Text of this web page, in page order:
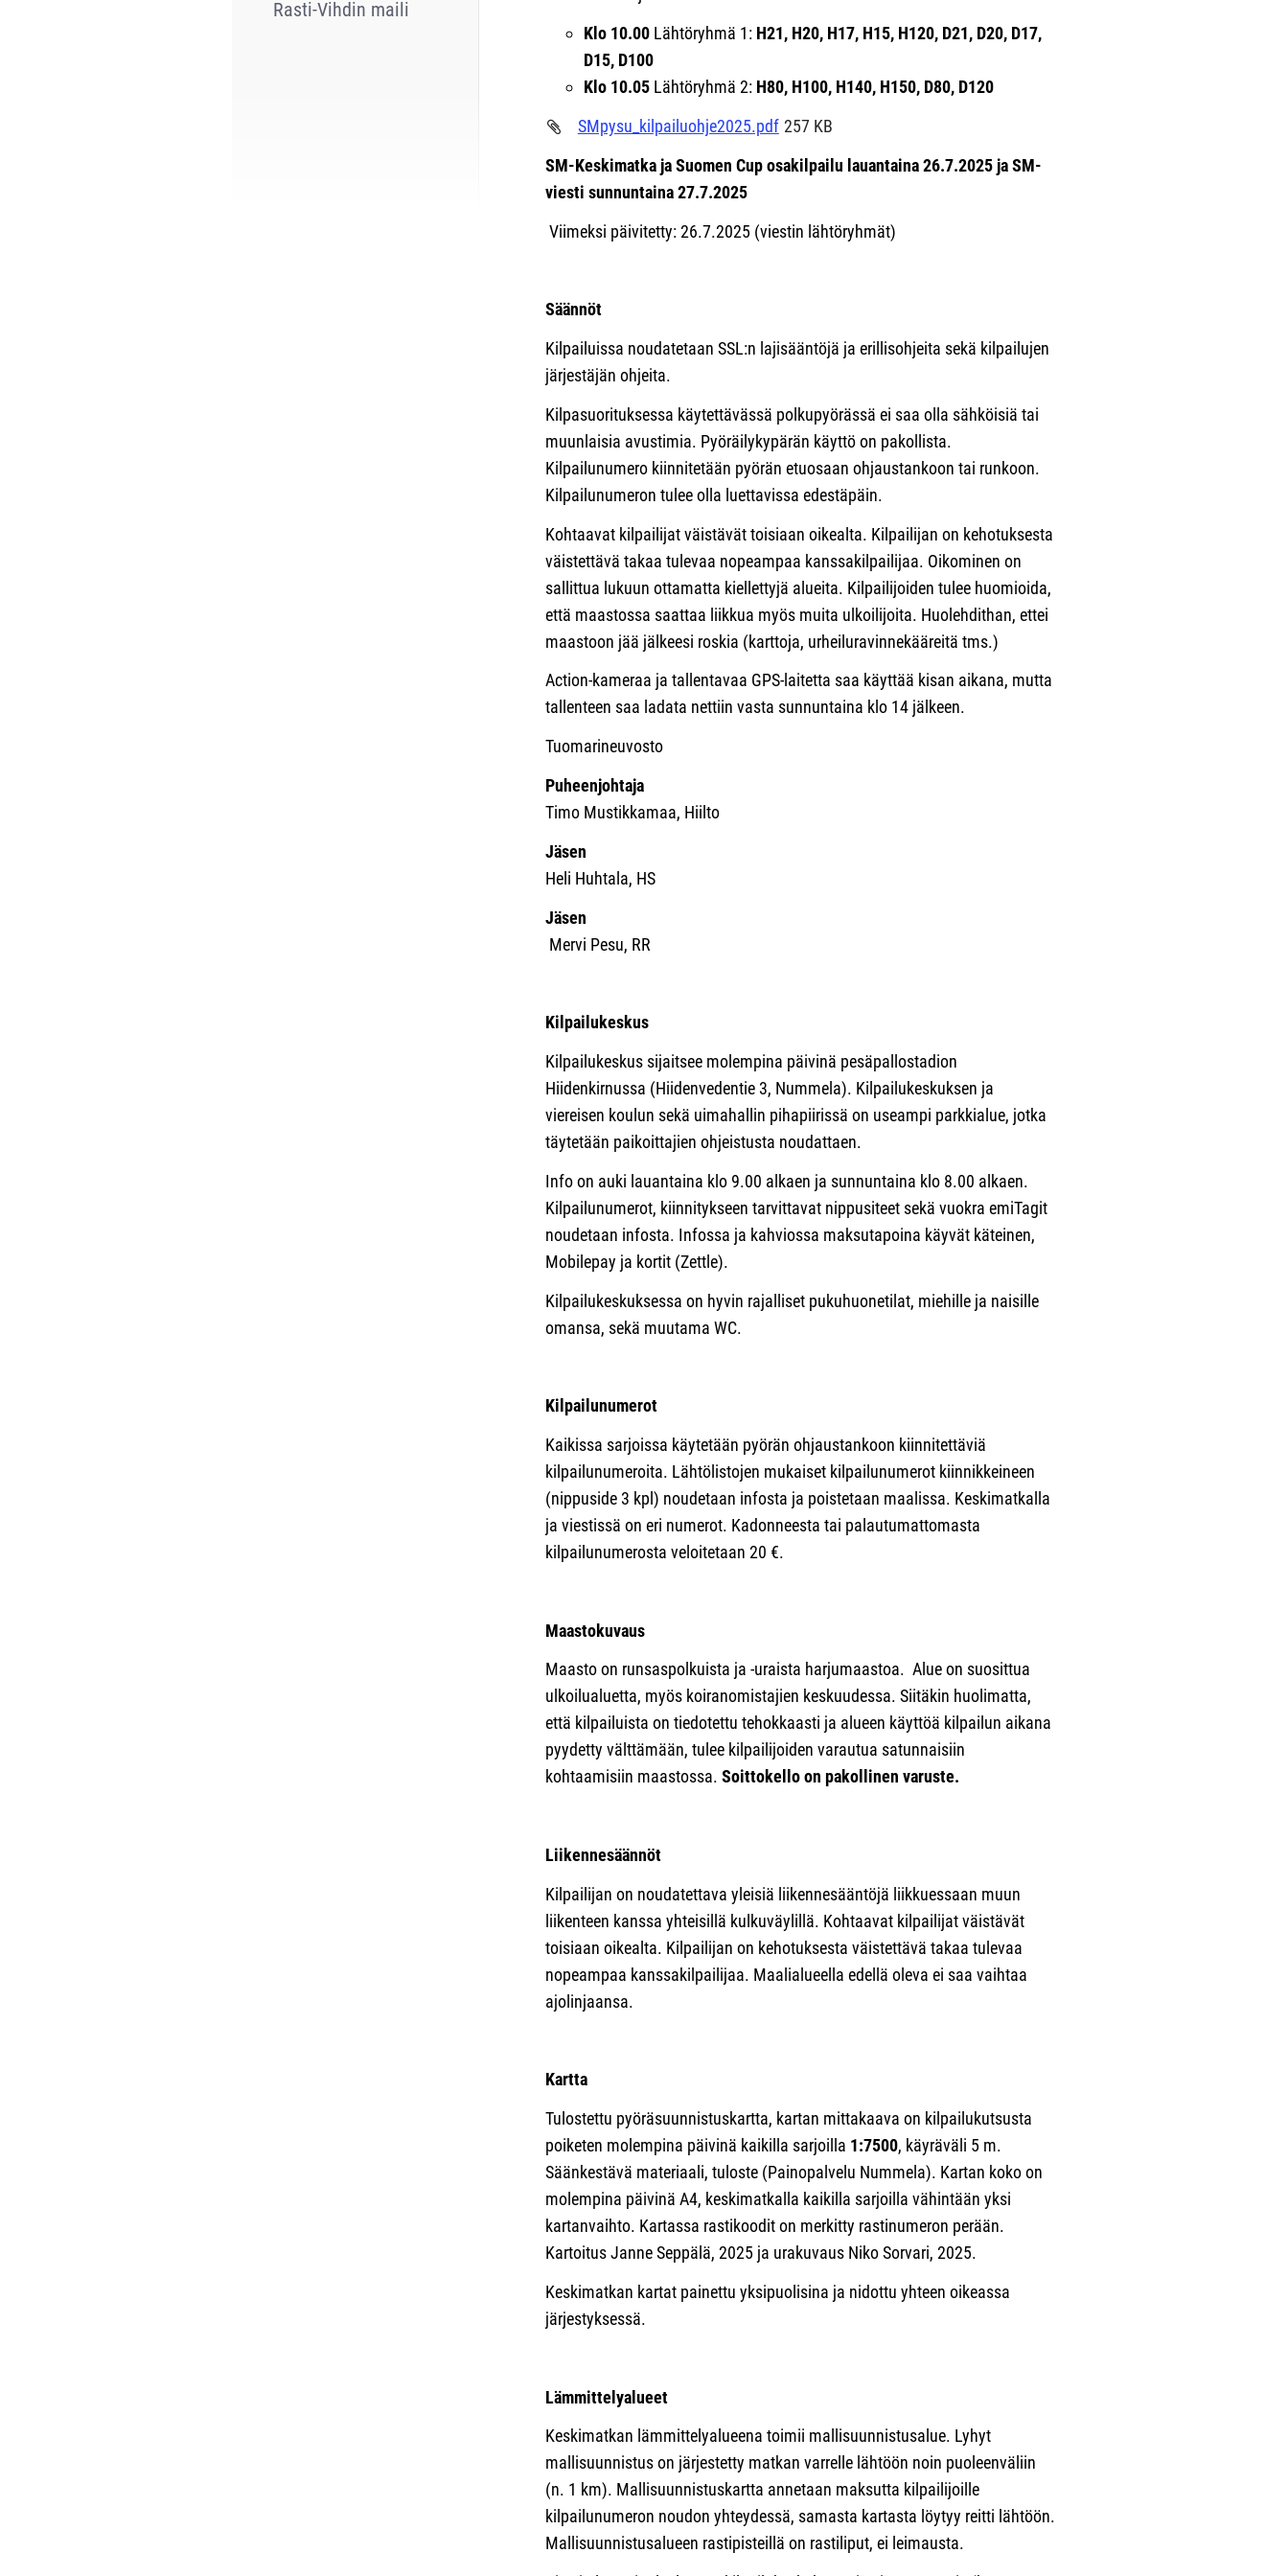
Rasti-Vihdin maili
Klo 10.00Lähtöryhmä 1: H21, H20, H17, H15, H120, D21, D20, D17,
D15, D100
Klo 10.05 Lähtöryhmä 2: H80, H100, H140, H150, D80, D120
SMpysu_kilpailuohje2025.pdf 257 KB
SM-Keskimatka ja Suomen Cup osakilpailu lauantaina 26.7.2025 ja SM-
viesti sunnuntaina 27.7.2025
Viimeksi päivitetty: 26.7.2025 (viestin lähtöryhmät)
Säännöt
Kilpailuissa noudatetaan SSL:n lajisääntöjä ja erillisohjeita sekä kilpailujen
järjestäjän ohjeita.
Kilpasuorituksessa käytettävässä polkupyörässä ei saa olla sähköisiä tai
muunlaisia avustimia. Pyöräilykypärän käyttö on pakollista.
Kilpailunumero kiinnitetään pyörän etuosaan ohjaustankoon tai runkoon.
Kilpailunumeron tulee olla luettavissa edestäpäin.
Kohtaavat kilpailijat väistävät toisiaan oikealta. Kilpailijan on kehotuksesta
väistettävä takaa tulevaa nopeampaa kanssakilpailijaa. Oikominen on
sallittua lukuun ottamatta kiellettyjä alueita. Kilpailijoiden tulee huomioida,
että maastossa saattaa liikkua myös muita ulkoilijoita. Huolehdithan, ettei
maastoon jää jälkeesi roskia (karttoja, urheiluravinnekääreitä tms.)
Action-kameraa ja tallentavaa GPS-laitetta saa käyttää kisan aikana, mutta
tallenteen saa ladata nettiin vasta sunnuntaina klo 14 jälkeen.
Tuomarineuvosto
Puheenjohtaja
Timo Mustikkamaa, Hiilto
Jäsen
Heli Huhtala, HS
Jäsen
Mervi Pesu, RR
Kilpailukeskus
Kilpailukeskus sijaitsee molempina päivinä pesäpallostadion
Hiidenkirnussa (Hiidenvedentie 3, Nummela). Kilpailukeskuksen ja
viereisen koulun sekä uimahallin pihapiirissä on useampi parkkialue, jotka
täytetään paikoittajien ohjeistusta noudattaen.
Info on auki lauantaina klo 9.00 alkaen ja sunnuntaina klo 8.00 alkaen.
Kilpailunumerot, kiinnitykseen tarvittavat nippusiteet sekä vuokra emiTagit
noudetaan infosta. Infossa ja kahviossa maksutapoina käyvät käteinen,
Mobilepay ja kortit (Zettle).
Kilpailukeskuksessa on hyvin rajalliset pukuhuonetilat, miehille ja naisille
omansa, sekä muutama WC.
Kilpailunumerot
Kaikissa sarjoissa käytetään pyörän ohjaustankoon kiinnitettäviä
kilpailunumeroita. Lähtölistojen mukaiset kilpailunumerot kiinnikkeineen
(nippuside 3 kpl) noudetaan infosta ja poistetaan maalissa. Keskimatkalla
ja viestissä on eri numerot. Kadonneesta tai palautumattomasta
kilpailunumerosta veloitetaan 20 €.
Maastokuvaus
Maasto on runsaspolkuista ja -uraista harjumaastoa. Alue on suosittua
ulkoilualuetta, myös koiranomistajien keskuudessa. Siitäkin huolimatta,
että kilpailuista on tiedotettu tehokkaasti ja alueen käyttöä kilpailun aikana
pyydetty välttämään, tulee kilpailijoiden varautua satunnaisiin
kohtaamisiin maastossa. Soittokello on pakollinen varuste.
Liikennesäännöt
Kilpailijan on noudatettava yleisiä liikennesääntöjä liikkuessaan muun
liikenteen kanssa yhteisillä kulkuväylillä. Kohtaavat kilpailijat väistävät
toisiaan oikealta. Kilpailijan on kehotuksesta väistettävä takaa tulevaa
nopeampaa kanssakilpailijaa. Maalialueella edellä oleva ei saa vaihtaa
ajolinjaansa.
Kartta
Tulostettu pyöräsuunnistuskartta, kartan mittakaava on kilpailukutsusta
poiketen molempina päivinä kaikilla sarjoilla 1:7500, käyräväli 5 m.
Säänkestävä materiaali, tuloste (Painopalvelu Nummela). Kartan koko on
molempina päivinä A4, keskimatkalla kaikilla sarjoilla vähintään yksi
kartanvaihto. Kartassa rastikoodit on merkitty rastinumeron perään.
Kartoitus Janne Seppälä, 2025 ja urakuvaus Niko Sorvari, 2025.
Keskimatkan kartat painettu yksipuolisina ja nidottu yhteen oikeassa
järjestyksessä.
Lämmittelyalueet
Keskimatkan lämmittelyalueena toimii mallisuunnistusalue. Lyhyt
mallisuunnistus on järjestetty matkan varrelle lähtöön noin puoleenväliin
(n. 1 km). Mallisuunnistuskartta annetaan maksutta kilpailijoille
kilpailunumeron noudon yhteydessä, samasta kartasta löytyy reitti lähtöön.
Mallisuunnistusalueen rastipisteillä on rastiliput, ei leimausta.